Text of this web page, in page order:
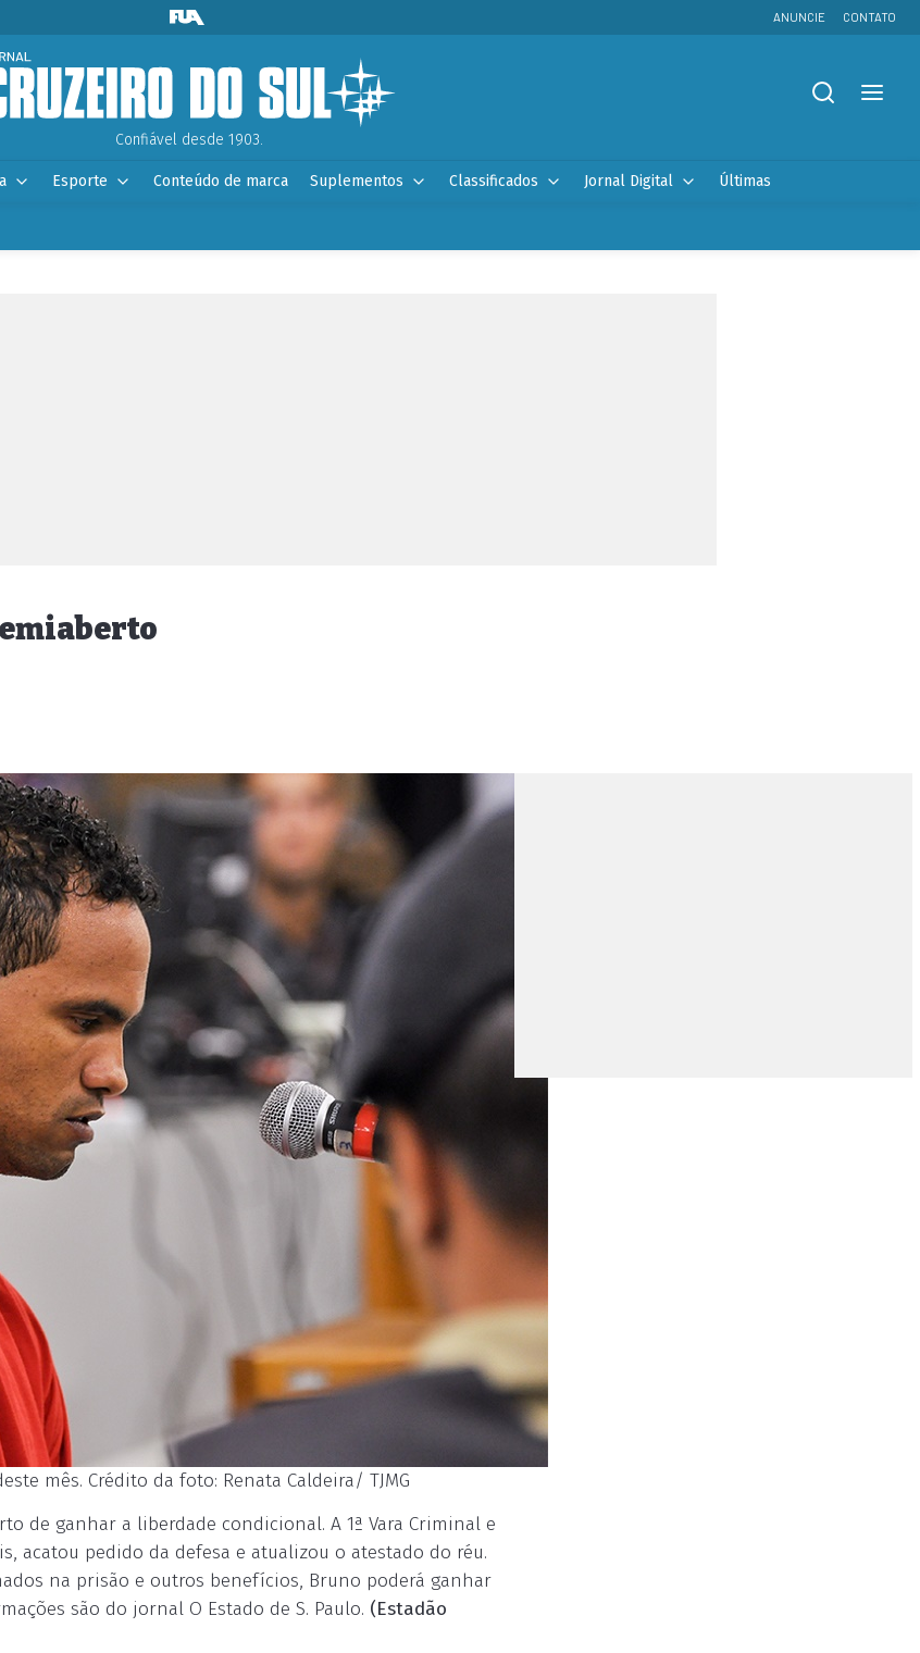
ANUNCIE CONTATO
Confiável desde 1903.
Esporte Conteúdo de marca Suplementos Classificados Jornal Digital Últimas
mês. Crédito da foto: Renata Caldeira/ TJMG
de ganhar a liberdade condicional. A 1ª Vara Criminal e
acatou pedido da defesa e atualizou o atestado do réu.
na prisão e outros benefícios, Bruno poderá ganhar
são do jornal O Estado de S. Paulo. (Estadão